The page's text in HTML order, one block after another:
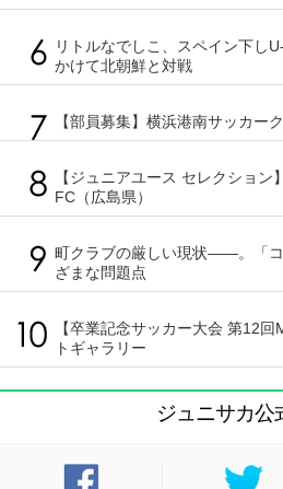
リトルなでしこ、スペイン下し
かけて北朝鮮と対戦
【部員募集】横浜港南サッカー
【ジュニアユース セレクション
FC（広島県）
町クラブの厳しい現状――。「
ざまな問題点
【卒業記念サッカー大会 第12
トギャラリー
ジュニサカ公